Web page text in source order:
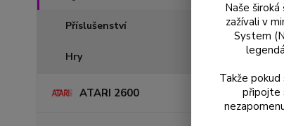
Příslušenství
Hry
ATARI 2600
Naše
zažívali v
System
Takže
připojte